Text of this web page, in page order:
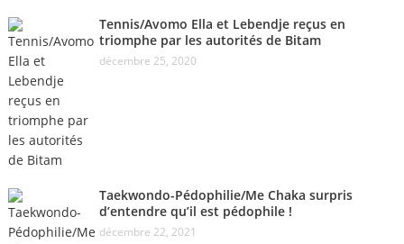
Tennis/Avomo Ella et Lebendje reçus en
triomphe par les autorités de Bitam
décembre 25, 2020
Taekwondo-Pédophilie/Me Chaka surpris
d’entendre qu’il est pédophile !
décembre 22, 2021